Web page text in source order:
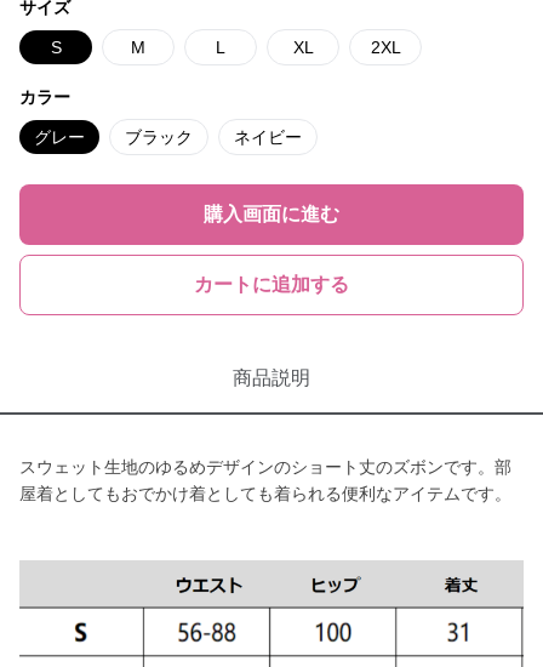
サイズ
S M L XL 2XL
カラー
グレー ブラック ネイビー
購入画面に進む
カートに追加する
商品説明
スウェット生地のゆるめデザインのショート丈のズボンです。部
屋着としてもおでかけ着としても着られる便利なアイテムです。